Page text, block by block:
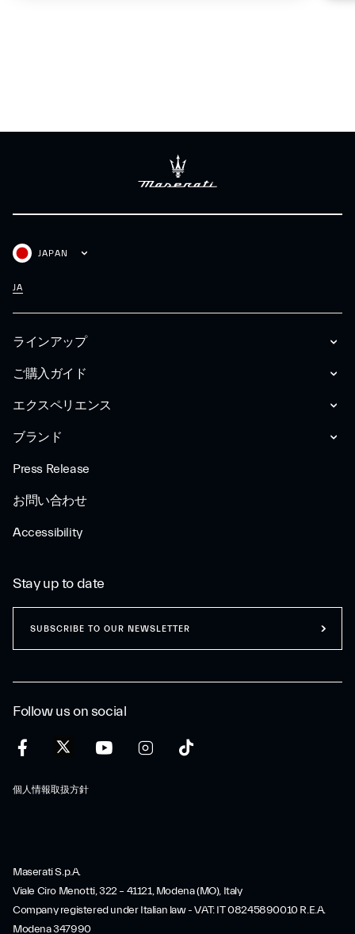
ラインアップ
ご購入ガイド
エクスペリエンス
ブランド
Press Release
お問い合わせ
Accessibility
JAPAN
JA
Follow us on social
個人情報取扱方針
Stay up to date
SUBSCRIBE TO OUR NEWSLETTER
Maserati S.p.A.
Viale Ciro Menotti, 322 – 41121, Modena (MO), Italy
Company registered under Italian law - VAT: IT 08245890010 R.E.A.
Modena 347990